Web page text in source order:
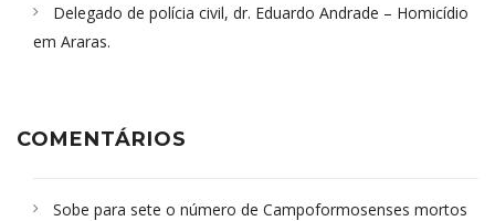
Delegado de polícia civil, dr. Eduardo Andrade – Homicídio
em Araras.
COMENTÁRIOS
Sobe para sete o número de Campoformosenses mortos